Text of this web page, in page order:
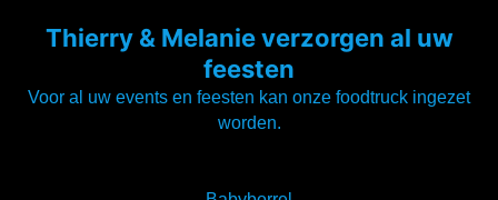
Thierry & Melanie verzorgen al uw
feesten
Voor al uw events en feesten kan onze foodtruck ingezet
worden.